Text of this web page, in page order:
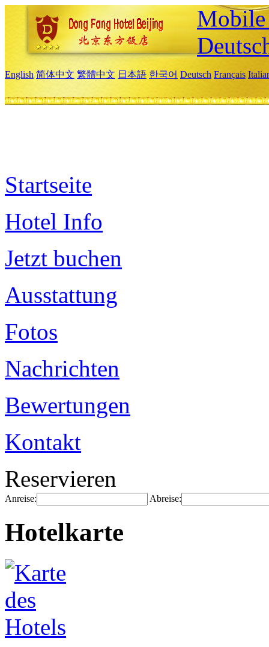
English 简体中文 繁體中文 日本語 한국어 Deutsch Français
Startseite
Hotel Info
Jetzt buchen
Ausstattung
Fotos
Nachrichten
Bewertungen
Kontakt
Reservieren
Anreise: Abreise:
Hotelkarte